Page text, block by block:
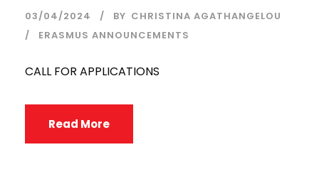
03/04/2024 BY CHRISTINA AGATHANGELOU
ERASMUS ANNOUNCEMENTS
CALL FOR APPLICATIONS
Read More